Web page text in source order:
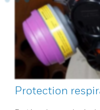
Protection